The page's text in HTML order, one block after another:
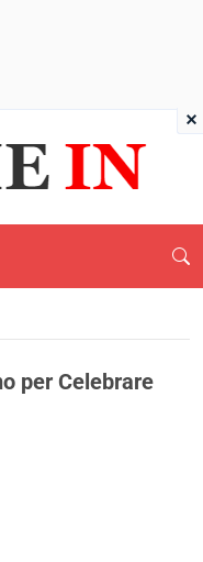
per Celebrare
×